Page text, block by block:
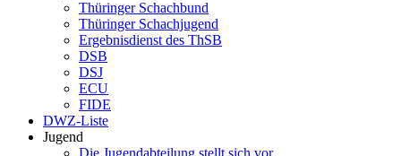
Thüringer Schachbund
Thüringer Schachjugend
Ergebnisdienst des ThSB
DSB
DSJ
ECU
FIDE
DWZ-Liste
Jugend
Die Jugendabteilung stellt sich vor